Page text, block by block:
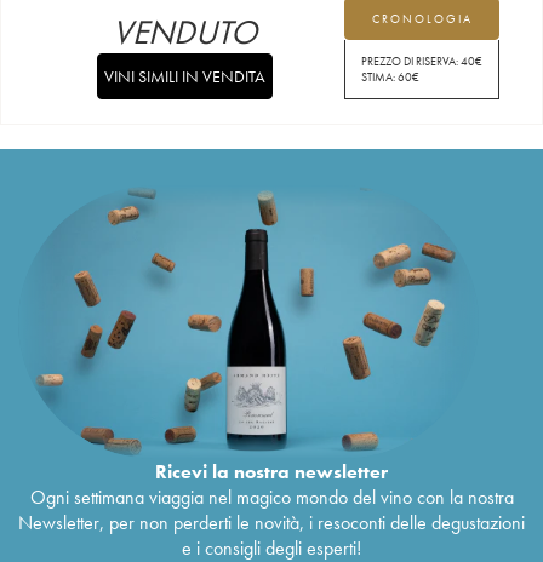
CRONOLOGIA
PREZZO DI RISERVA:40€
STIMA:60€
VENDUTO
VINI SIMILI IN VENDITA
Ricevi la nostra newsletter
Ogni settimana viaggia nel magico mondo del vino con la nostra
Newsletter, per non perderti le novità, i resoconti delle degustazioni
e i consigli degli esperti!